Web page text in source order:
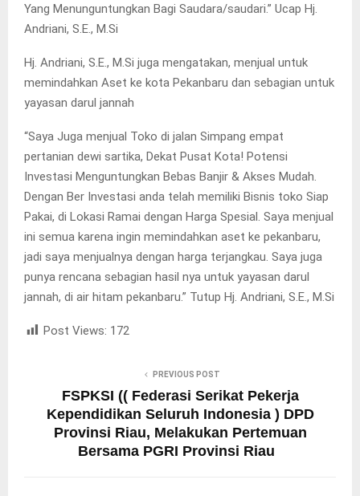
Yang Menunguntungkan Bagi Saudara/saudari.” Ucap Hj.
Andriani, S.E., M.Si
Hj. Andriani, S.E., M.Si juga mengatakan, menjual untuk
memindahkan Aset ke kota Pekanbaru dan sebagian untuk
yayasan darul jannah
“Saya Juga menjual Toko di jalan Simpang empat
pertanian dewi sartika, Dekat Pusat Kota! Potensi
Investasi Menguntungkan Bebas Banjir & Akses Mudah.
Dengan Ber Investasi anda telah memiliki Bisnis toko Siap
Pakai, di Lokasi Ramai dengan Harga Spesial. Saya menjual
ini semua karena ingin memindahkan aset ke pekanbaru,
jadi saya menjualnya dengan harga terjangkau. Saya juga
punya rencana sebagian hasil nya untuk yayasan darul
jannah, di air hitam pekanbaru.” Tutup Hj. Andriani, S.E., M.Si
Post Views: 172
PREVIOUS POST
FSPKSI (( Federasi Serikat Pekerja
Kependidikan Seluruh Indonesia ) DPD
Provinsi Riau, Melakukan Pertemuan
Bersama PGRI Provinsi Riau